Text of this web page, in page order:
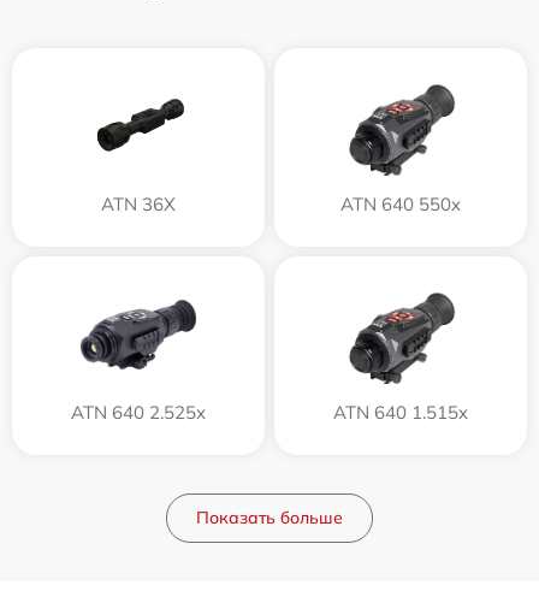
ATN 36X ATN 640 550x
ATN 640 2.525x ATN 640 1.515x
Показать больше